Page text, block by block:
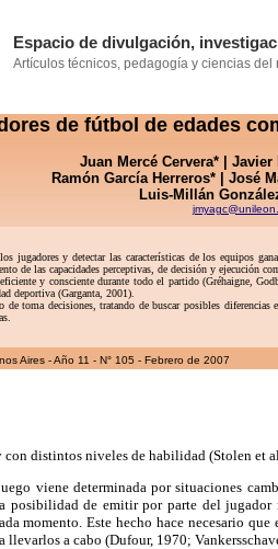
de fútbol de edades
Juan Mercé Cervera* |
Ramón García Herreros* | José
Luis-Millán
y detectar las características de los equipos
de las capacidades perceptivas, de decisión y ejecución
y consciente durante todo el partido (Gréhaigne,
deportiva (Garganta, 2001).
decisiones, tratando de buscar posibles diferencias
Aires - Año 11 - N° 105 - Febrero de 2007
con distintos niveles de habilidad (Stolen et
viene determinada por situaciones
de emitir por parte del jugador
Este hecho hace necesario
a cabo (Dufour, 1970;